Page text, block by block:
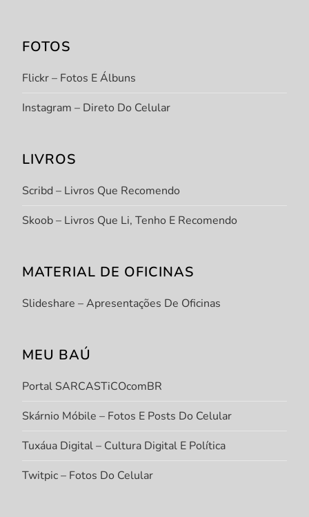
FOTOS
Flickr – Fotos E Álbuns
Instagram – Direto Do Celular
LIVROS
Scribd – Livros Que Recomendo
Skoob – Livros Que Li, Tenho E Recomendo
MATERIAL DE OFICINAS
Slideshare – Apresentações De Oficinas
MEU BAÚ
Portal SARCASTiCOcomBR
Skárnio Móbile – Fotos E Posts Do Celular
Tuxáua Digital – Cultura Digital E Política
Twitpic – Fotos Do Celular